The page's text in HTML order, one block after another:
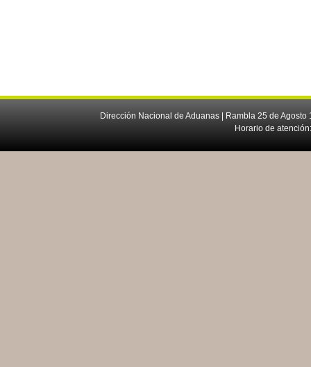
Dirección Nacional de Aduanas | Rambla 25 de
Horario de